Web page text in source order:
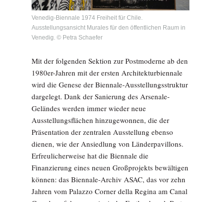
Venedig-Biennale 1974 Freiheit für Chile.
Ausstellungsansicht Murales für den öffentlichen Raum in
Venedig. © Petra Schaefer
Mit der folgenden Sektion zur Postmoderne ab den
1980er-Jahren mit der ersten Architekturbiennale
wird die Genese der Biennale-Ausstellungsstruktur
dargelegt. Dank der Sanierung des Arsenale-
Geländes werden immer wieder neue
Ausstellungsflächen hinzugewonnen, die der
Präsentation der zentralen Ausstellung ebenso
dienen, wie der Ansiedlung von Länderpavillons.
Erfreulicherweise hat die Biennale die
Finanzierung eines neuen Großprojekts bewältigen
können: das Biennale-Archiv ASAC, das vor zehn
Jahren vom Palazzo Corner della Regina am Canal